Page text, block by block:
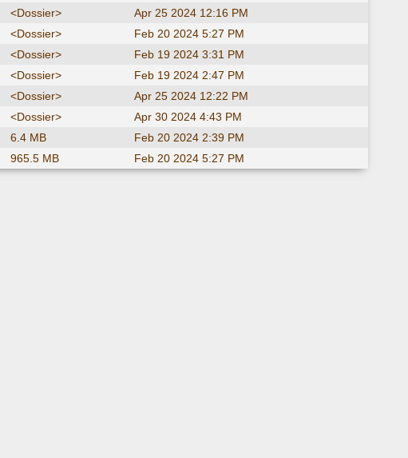
<Dossier>
Apr 25 2024 12:16 PM
<Dossier>
Feb 20 2024 5:27 PM
<Dossier>
Feb 19 2024 3:31 PM
<Dossier>
Feb 19 2024 2:47 PM
<Dossier>
Apr 25 2024 12:22 PM
<Dossier>
Apr 30 2024 4:43 PM
6.4 MB
Feb 20 2024 2:39 PM
965.5 MB Feb 20 2024 5:27 PM